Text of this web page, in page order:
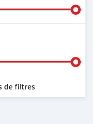
de filtres